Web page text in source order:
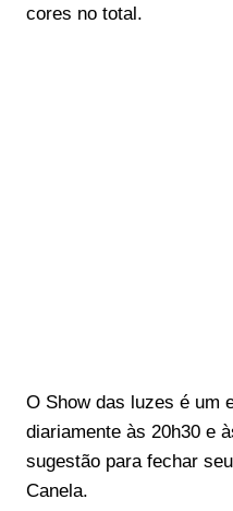
cores no total.
O Show das luzes é um
diariamente às 20h30 e
sugestão para fechar
Canela.